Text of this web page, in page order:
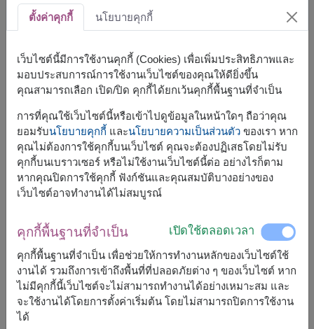
ช่อกุหลาบสีขาวสุดคลาสสิก จัดด้วยกุหลาบสดคุณภาพดีและ
ดอกยิปโซ เพิ่มความเรียบหรูด้วยวัสดุห่อโทนขาวและธรรมชาติ
วันรับปริญญา วันเกิด แสดงความยินดี หรือทุกโอกาสสำคัญ
สินค้าแบบที่ใกล้เคียงกัน ได้แก่FLV589,FLV502
จัดส่งได้เร็วสุดพรุ่งนี้
แต่สามารถกำหนดวันได้
ราคาตามพื้นที่จัดส่ง
เริ่มต้นที่ 1,300
ฟรีจัดส่ง + ฟรีการ์ดเขียนข้อความ
ตั้งค่าคุกกี้ นโยบายคุกกี้
เว็บไซต์นี้มีการใช้งานคุกกี้ (Cookies) เพื่อเพิ่มประสิทธิภาพและ
มอบประสบการณ์การใช้งานเว็บไซต์ของคุณให้ดียิ่งขึ้น
คุณสามารถเลือก เปิด/ปิด คุกกี้ได้ยกเว้นคุกกี้พื้นฐานที่จำเป็น
การที่คุณใช้เว็บไซต์นี้หรือเข้าไปดูข้อมูลในหน้าใดๆ ถือว่าคุณ
ยอมรับนโยบายคุกกี้ และนโยบายความเป็นส่วนตัวของเรา หาก
คุณไม่ต้องการใช้คุกกี้บนเว็บไซต์ คุณจะต้องปฏิเสธโดยไม่รับ
คุกกี้บนเบราวเซอร์ หรือไม่ใช้งานเว็บไซต์นี้ต่อ อย่างไรก็ตาม
หากคุณปิดการใช้คุกกี้ ฟังก์ชันและคุณสมบัติบางอย่างของ
เว็บไซต์อาจทำงานได้ไม่สมบูรณ์
คุกกี้พื้นฐานที่จำเป็น เปิดใช้ตลอดเวลา
คุกกี้พื้นฐานที่จำเป็น เพื่อช่วยให้การทำงานหลักของเว็บไซต์ใช้
งานได้ รวมถึงการเข้าถึงพื้นที่ที่ปลอดภัยต่าง ๆ ของเว็บไซต์ หาก
ไม่มีคุกกี้นี้เว็บไซต์จะไม่สามารถทำงานได้อย่างเหมาะสม และ
จะใช้งานได้โดยการตั้งค่าเริ่มต้น โดยไม่สามารถปิดการใช้งาน
ได้